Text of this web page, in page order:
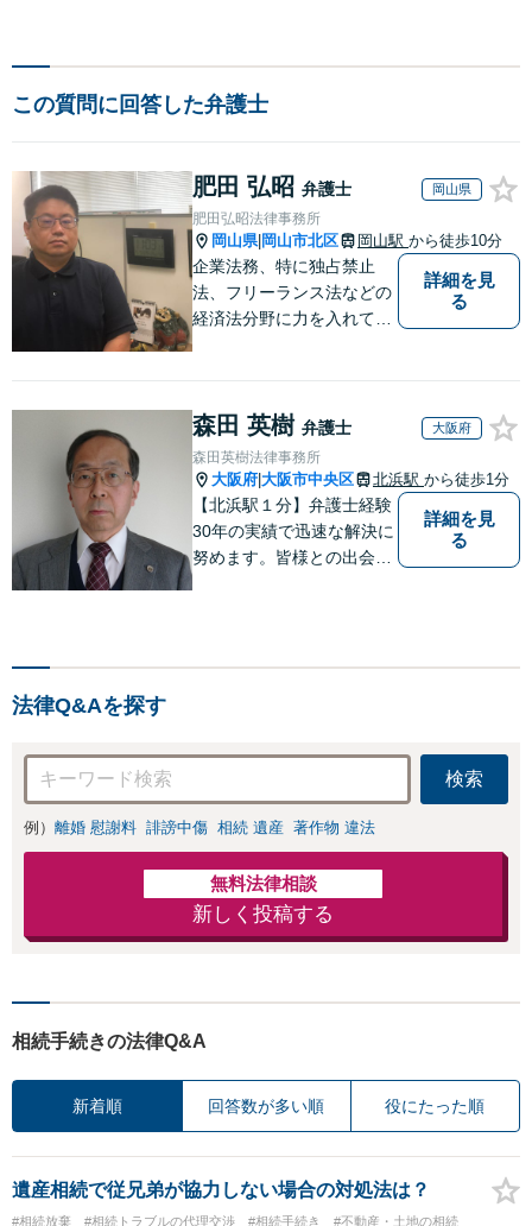
この質問に回答した弁護士
肥田 弘昭 弁護士 岡山県
肥田弘昭法律事務所
岡山県| 岡山市北区 岡山駅 から徒歩10分
企業法務、特に独占禁止
法、フリーランス法などの
経済法分野に力を入れてい
詳細を見
る
森田 英樹 弁護士 大阪府
森田英樹法律事務所
大阪府 大阪市中央区 北浜駅 から徒歩1分
【北浜駅１分】弁護士経験
30年の実績で迅速な解決に
努めます。皆様との出会い
詳細を見
る
法律Q&Aを探す
検索
例） 離婚 慰謝料 誹謗中傷 相続 遺産 著作物 違法
無料法律相談
新しく投稿する
相続手続きの法律Q&A
新着順 回答数が多い順 役にたった順
遺産相続で従兄弟が協力しない場合の対処法は？
#相続放棄 #相続トラブルの代理交渉 #相続手続き #不動産・土地の相続